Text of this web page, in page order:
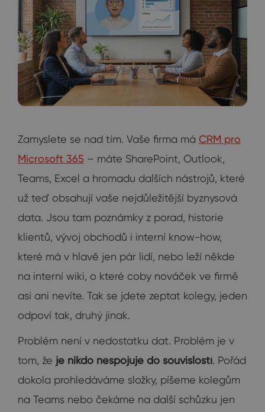
Zamyslete se nad tím. Vaše firma má CRM pro
Microsoft 365 – máte SharePoint, Outlook,
Teams, Excel a hromadu dalších nástrojů, které
už teď obsahují vaše nejdůležitější byznysová
data. Jsou tam poznámky z porad, historie
klientů, vývoj obchodů i interní know-how,
které má v hlavě jen pár lidí, nebo leží někde
na interní wiki, o které coby nováček ve firmě
asi ani nevíte. Tak se jdete zeptat kolegy, jeden
odpoví tak, druhý jinak.
Problém není v nedostatku dat. Problém je v
tom, že je nikdo nespojuje do souvislostí. Pořád
dokola prohledáváme složky, píšeme kolegům
na Teams nebo čekáme na další schůzku jen